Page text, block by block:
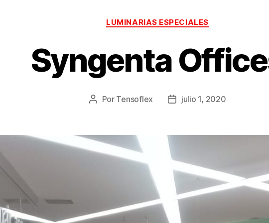
LUMINARIAS ESPECIALES
Syngenta
Por Tensoflex julio 1, 2020